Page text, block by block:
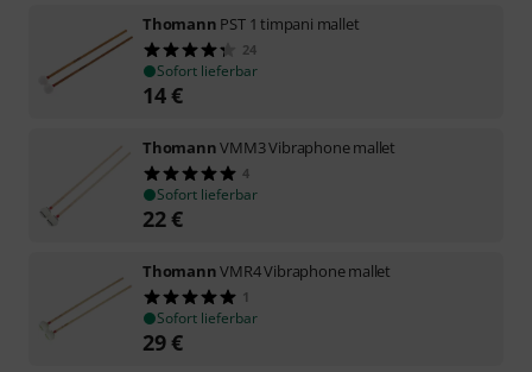
Thomann PST 1 timpani mallet
24
Sofort lieferbar
14€
ThomannVMM3 Vibraphone mallet
4
Sofort lieferbar
22€
ThomannVMR4 Vibraphone mallet
1
Sofort lieferbar
29€